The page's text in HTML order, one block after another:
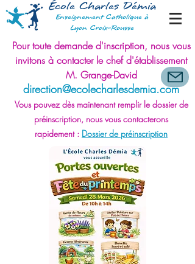
École Charles Démia
Enseignement Catholique à
Lyon Croix-Rousse
Pour toute demande d'inscription, nous vous
invitons à contacter le chef d'établissement
M. Grange-David
direction@ecolecharlesdemia.com
Vous pouvez dès maintenant remplir le dossier de
préinscription, nous vous contacterons
rapidement : Dossier de préinscription